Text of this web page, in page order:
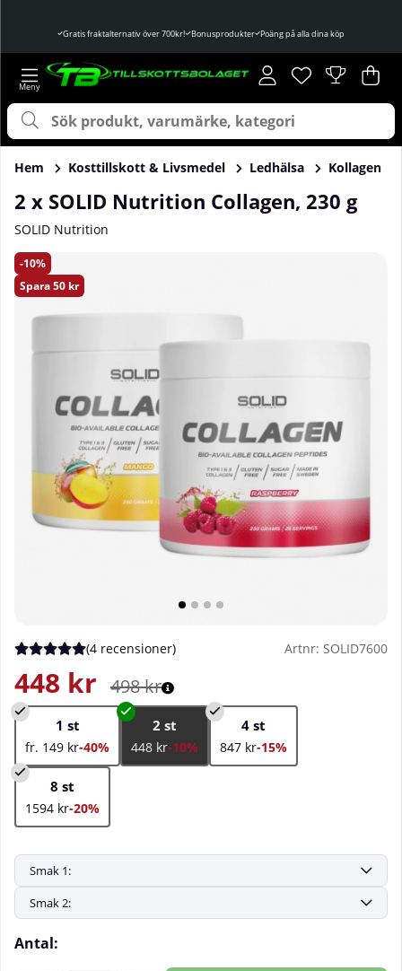
Gratis fraktalternativ över 700kr! Bonusprodukter Poäng på alla dina köp
Önskelista
Antal i
. .
Hem Kosttillskott & Livsmedel Ledhälsa Kollagen
2 x SOLID Nutrition Collagen, 230 g
SOLID Nutrition
10
Spara50 kr
Produktbilder 2 x SOLID Nutrition Collagen, 230 g
Medelbetyg 5 av 5 Antal betyg 4
(4 recensioner) Artnr: SOLID7600
498kr
448 kr
1 st
fr. 149 kr-40%
2 st
448 kr-10%
4 st
847 kr-15%
8 st
1594 kr-20%
Antal: